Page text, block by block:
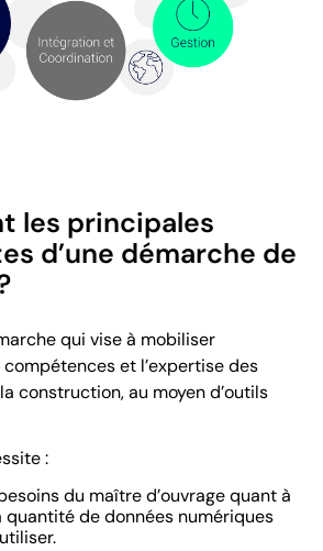
les principales
d’une démarche de
qui vise à mobiliser
et l’expertise des
construction, au moyen d’outils
:
du maître d’ouvrage quant à
quantité de données numériques